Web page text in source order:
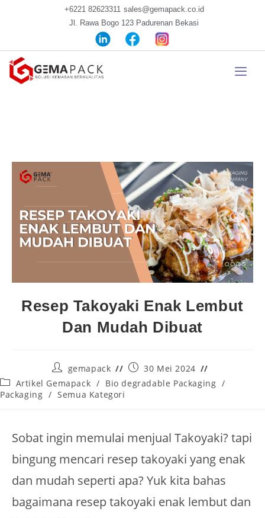
+6221 82623311 sales@gemapack.co.id
Jl. Rawa Bogo 123 Padurenan Bekasi
Resep Takoyaki Enak Lembut
Dan Mudah Dibuat
gemapack
30 Mei 2024
Artikel Gemapack / Bio degradable Packaging /
Packaging / Semua Kategori
Sobat ingin memulai menjual Takoyaki? tapi
bingung mencari resep takoyaki yang enak
dan mudah seperti apa? Yuk kita bahas
bagaimana resep takoyaki enak lembut dan